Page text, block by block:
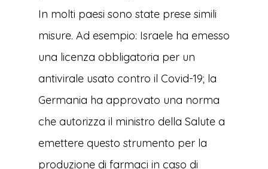
In molti paesi sono state prese simili
misure. Ad esempio: Israele ha emesso
una licenza obbligatoria per un
antivirale usato contro il Covid-19; la
Germania ha approvato una norma
che autorizza il ministro della Salute a
emettere questo strumento per la
produzione di farmaci in caso di